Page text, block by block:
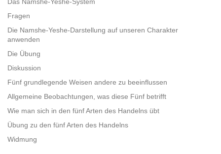
Fragen
Die Namshe-Yeshe-Darstellung auf unseren Charakter
anwenden
Die Übung
Diskussion
Fünf grundlegende Weisen andere zu beeinflussen
Allgemeine Beobachtungen, was diese Fünf betrifft
Wie man sich in den fünf Arten des Handelns übt
Übung zu den fünf Arten des Handelns
Widmung